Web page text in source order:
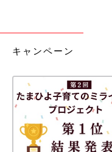
キャンペーン